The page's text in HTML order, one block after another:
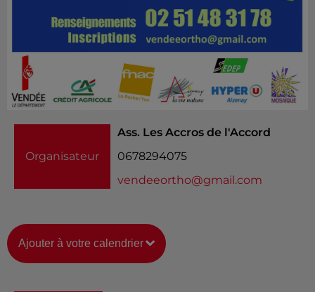
Organisateur
Ass. Les Accros de l'Accord
0678294075
vendeeortho@gmail.com
Ajouter à votre calendrier